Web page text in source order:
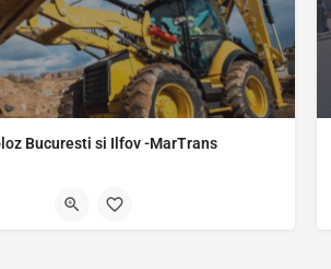
Bucuresti si Ilfov -MarTrans